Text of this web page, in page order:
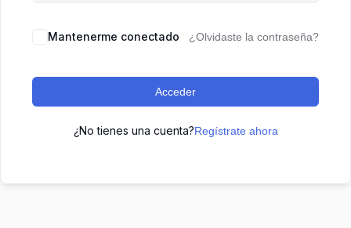
Mantenerme conectado ¿Olvidaste la contraseña?
Acceder
¿No tienes una cuenta?Regístrate ahora